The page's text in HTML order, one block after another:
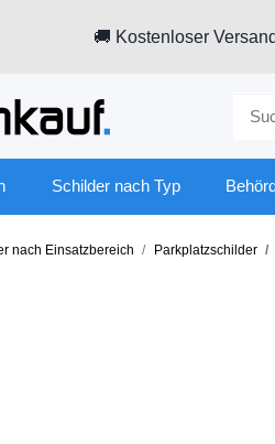
🚚 Kostenloser
Schilder nach Typ
nach Einsatzbereich Parkplatzschilder